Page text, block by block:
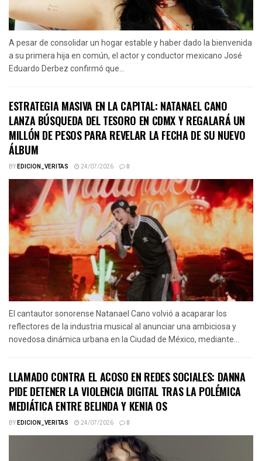
A pesar de consolidar un hogar estable y haber dado la bienvenida
a su primera hija en común, el actor y conductor mexicano José
Eduardo Derbez confirmó que...
ESTRATEGIA MASIVA EN LA CAPITAL: NATANAEL CANO
LANZA BÚSQUEDA DEL TESORO EN CDMX Y REGALARÁ UN
MILLÓN DE PESOS PARA REVELAR LA FECHA DE SU NUEVO
ÁLBUM
BYEDICION_VERITAS 24/07/2026 0
El cantautor sonorense Natanael Cano volvió a acaparar los
reflectores de la industria musical al anunciar una ambiciosa y
novedosa dinámica urbana en la Ciudad de México, mediante...
LLAMADO CONTRA EL ACOSO EN REDES SOCIALES: DANNA
PIDE DETENER LA VIOLENCIA DIGITAL TRAS LA POLÉMICA
MEDIÁTICA ENTRE BELINDA Y KENIA OS
BYEDICION_VERITAS 24/07/2026 0